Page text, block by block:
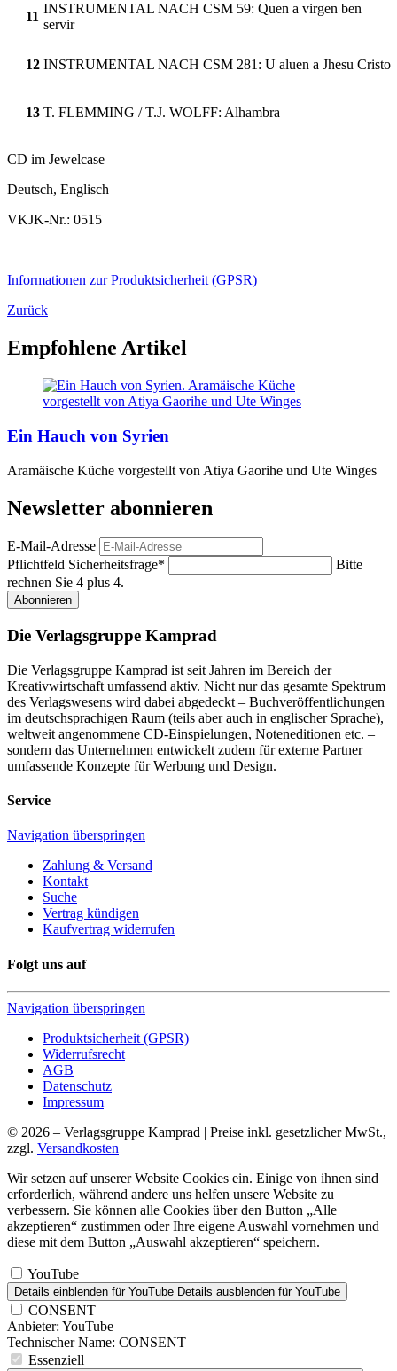
11
INSTRUMENTAL NACH CSM 59: Quen a virgen ben
servir
12 INSTRUMENTAL NACH CSM 281: U aluen a Jhesu Cristo
13 T. FLEMMING / T.J. WOLFF: Alhambra
CD im Jewelcase
Deutsch, Englisch
VKJK-Nr.: 0515
Informationen zur Produktsicherheit (GPSR)
Zurück
Empfohlene Artikel
Ein Hauch von Syrien
Aramäische Küche vorgestellt von Atiya Gaorihe und Ute Winges
Newsletter abonnieren
E-Mail-Adresse
Pflichtfeld Sicherheitsfrage*
Bitte
rechnen Sie 4 plus 4.
Abonnieren
Die Verlagsgruppe Kamprad
Die Verlagsgruppe Kamprad ist seit Jahren im Bereich der
Kreativwirtschaft umfassend aktiv. Nicht nur das gesamte Spektrum
des Verlagswesens wird dabei abgedeckt – Buchveröffentlichungen
im deutschsprachigen Raum (teils aber auch in englischer Sprache),
weltweit angenommene CD-Einspielungen, Noteneditionen etc. –
sondern das Unternehmen entwickelt zudem für externe Partner
umfassende Konzepte für Werbung und Design.
Service
Navigation überspringen
Zahlung & Versand
Kontakt
Suche
Vertrag kündigen
Kaufvertrag widerrufen
Folgt uns auf
Navigation überspringen
Produktsicherheit (GPSR)
Widerrufsrecht
AGB
Datenschutz
Impressum
© 2026 – Verlagsgruppe Kamprad | Preise inkl. gesetzlicher MwSt.,
zzgl. Versandkosten
Wir setzen auf unserer Website Cookies ein. Einige von ihnen sind
erforderlich, während andere uns helfen unsere Website zu
verbessern. Sie können alle Cookies über den Button „Alle
akzeptieren“ zustimmen oder Ihre eigene Auswahl vornehmen und
diese mit dem Button „Auswahl akzeptieren“ speichern.
YouTube
Details einblenden für YouTube Details ausblenden für YouTube
CONSENT
Anbieter: YouTube
Technischer Name: CONSENT
Essenziell